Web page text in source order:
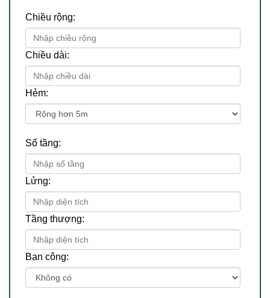
Chiều rộng:
Chiều dài:
Hẻm:
Số tầng:
Lửng:
Tầng thượng:
Ban công: